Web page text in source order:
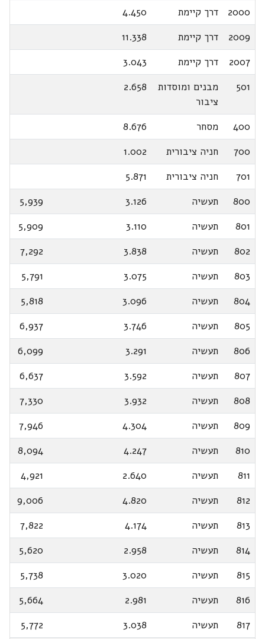
2000
דרך קיימת
4.450
2009
דרך קיימת
11.338
2007
דרך קיימת
3.043
501
מבנים ומוסדות
ציבור
2.658
400 מסחר
8.676
700
חניה ציבורית
1.002
701
חניה ציבורית
5.871
800
תעשיה 3.126
5,939
801
תעשיה 3.110
5,909
802
תעשיה 3.838
7,292
803
תעשיה 3.075
5,791
804
תעשיה 3.096
5,818
805
תעשיה 3.746
6,937
806
תעשיה 3.291
6,099
807
תעשיה 3.592
6,637
808
תעשיה 3.932
7,330
809
תעשיה 4.304
7,946
810
תעשיה 4.247
8,094
811
תעשיה 2.640
4,921
812
תעשיה 4.820
9,006
813
תעשיה 4.174
7,822
814
תעשיה 2.958
5,620
815
תעשיה 3.020
5,738
816
תעשיה 2.981
5,664
817
תעשיה 3.038
5,772